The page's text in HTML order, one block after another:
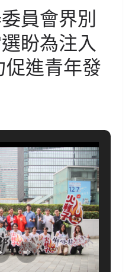
員會界別
盼為注入
促進青年發